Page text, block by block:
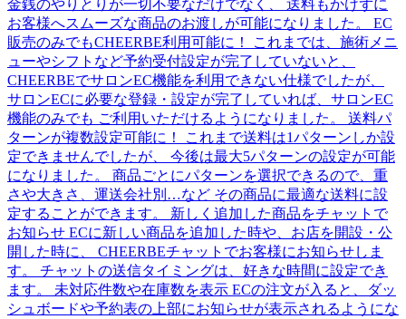
金銭のやりとりが一切不要なだけでなく、 送料もかけずに
お客様へスムーズな商品のお渡しが可能になりました。 EC
販売のみでもCHEERBE利用可能に！ これまでは、施術メニ
ューやシフトなど予約受付設定が完了していないと、
CHEERBEでサロンEC機能を利用できない仕様でしたが、
サロンECに必要な登録・設定が完了していれば、サロンEC
機能のみでも ご利用いただけるようになりました。 送料パ
ターンが複数設定可能に！ これまで送料は1パターンしか設
定できませんでしたが、 今後は最大5パターンの設定が可能
になりました。 商品ごとにパターンを選択できるので、重
さや大きさ、運送会社別…など その商品に最適な送料に設
定することができます。 新しく追加した商品をチャットで
お知らせ ECに新しい商品を追加した時や、お店を開設・公
開した時に、 CHEERBEチャットでお客様にお知らせしま
す。 チャットの送信タイミングは、好きな時間に設定でき
ます。 未対応件数や在庫数を表示 ECの注文が入ると、ダッ
シュボードや予約表の上部にお知らせが表示されるようにな